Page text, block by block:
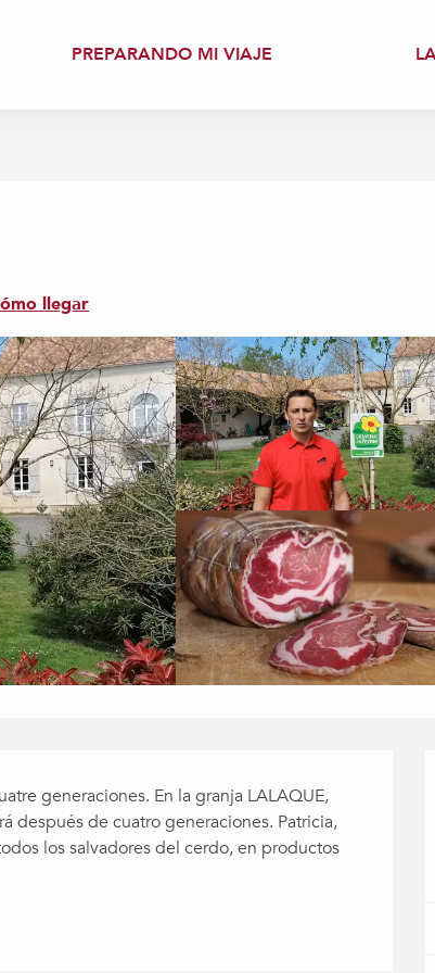
PREPARANDO MI VIAJE
llegar
generaciones. En la granja LALAQUE,
después de cuatro generaciones. Patricia,
los salvadores del cerdo, en productos